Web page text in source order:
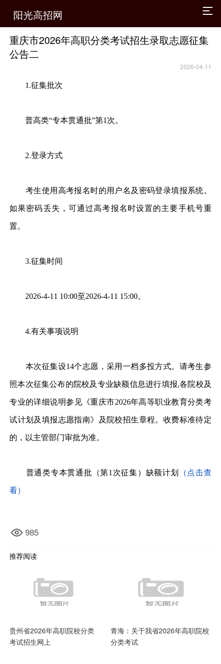
阳光高招网
重庆市2026年高职分类考试招生录取志愿征集
公告二
2026-04-11
1.征集批次
普高类“专本贯通批”第1次。
2.登录方式
考生使用高考报名时的用户名及密码登录填报系统。
如果密码丢失，可通过高考报名时设置的主要手机号重
置。
3.征集时间
2026-4-11 10:00至2026-4-11 15:00。
4.有关事项说明
本次征集设14个志愿，采用一档多投方式。请考生参
照本次征集公布的院校及专业缺额信息进行填报,各院校及
专业的详细说明参见《重庆市2026年高等职业教育分类考
试计划及填报志愿指南》及院校招生章程。收费标准待定
的，以主管部门审批为准。
普通类专本贯通批（第1次征集）缺额计划 （点击查
看）
985
推荐阅读
贵州省2026年高职院校分类
考试招生网上
青海：关于我省2026年高职院校
分类考试